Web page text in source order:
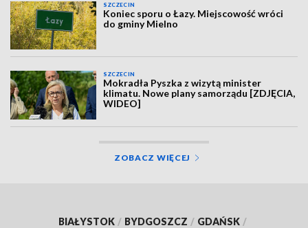
SZCZECIN
Koniec sporu o Łazy. Miejscowość wróci
do gminy Mielno
SZCZECIN
Mokradła Pyszka z wizytą minister
klimatu. Nowe plany samorządu [ZDJĘCIA,
WIDEO]
ZOBACZ WIĘCEJ
BIAŁYSTOK / BYDGOSZCZ / GDAŃSK /